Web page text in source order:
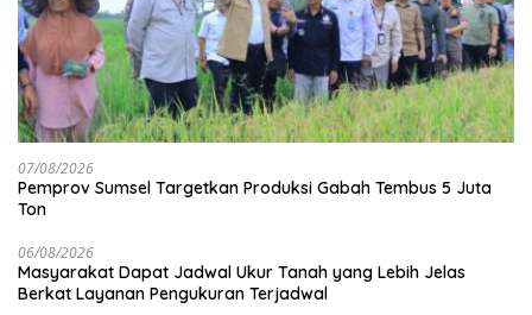
07/08/2026
Pemprov Sumsel Targetkan Produksi Gabah Tembus 5 Juta
Ton
06/08/2026
Masyarakat Dapat Jadwal Ukur Tanah yang Lebih Jelas
Berkat Layanan Pengukuran Terjadwal